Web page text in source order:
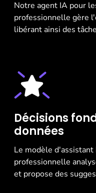
Notre agent IA pour
professionnelle gère
libérant ainsi des
Décisions
données
Le modèle
professionnelle
et propose des